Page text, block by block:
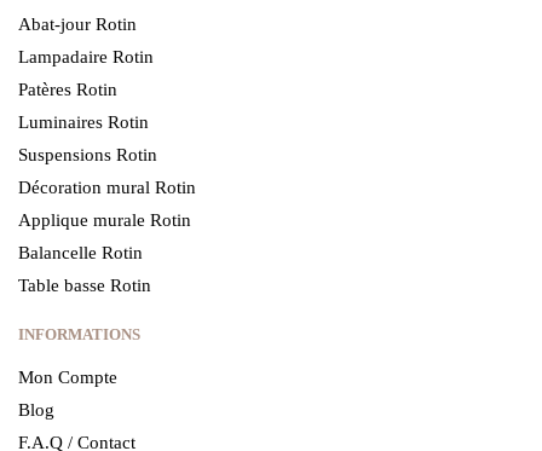
Abat-jour Rotin
Lampadaire Rotin
Patères Rotin
Luminaires Rotin
Suspensions Rotin
Décoration mural Rotin
Applique murale Rotin
Balancelle Rotin
Table basse Rotin
INFORMATIONS
Mon Compte
Blog
F.A.Q / Contact